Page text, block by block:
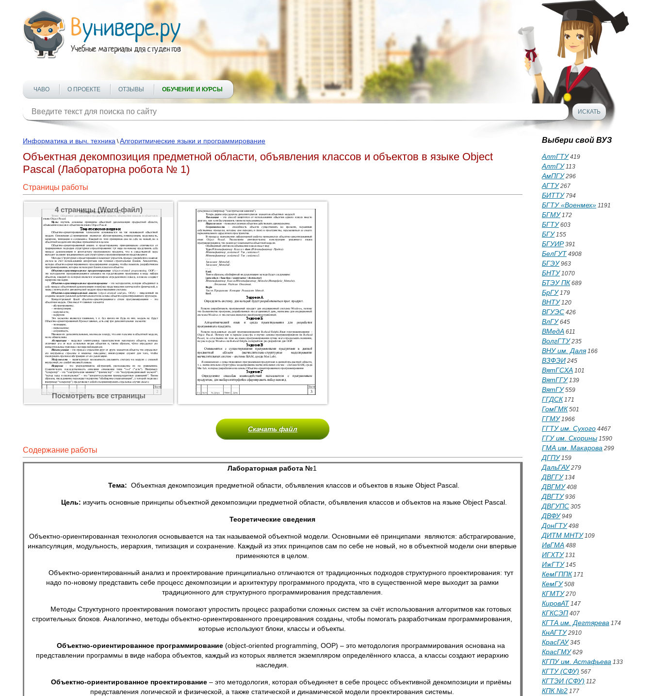
ЧАВО О ПРОЕКТЕ ОТЗЫВЫ ОБУЧЕНИЕ И КУРСЫ
Информатика и выч. техника \Алгоритмические языки и программирование
Объектная декомпозиция предметной области, объявления классов и объектов в языке Object
Pascal (Лабораторна робота № 1)
Страницы работы
4 страницы (Word-файл)
Посмотреть все страницы
Скачать файл
Содержание работы
Лабораторная работа №1
Тема: Объектная декомпозиция предметной области, объявления классов и объектов в языке Object Pascal.
Цель: изучить основные принципы объектной декомпозиции предметной области, объявления классов и объектов на языке Object Pascal.
Теоретические сведения
Объектно-ориентированная технология основывается на так называемой объектной модели. Основными её принципами являются: абстрагирование,
инкапсуляция, модульность, иерархия, типизация и сохранение. Каждый из этих принципов сам по себе не новый, но в объектной модели они впервые
применяются в целом.
Объектно-ориентированный анализ и проектирование принципиально отличаются от традиционных подходов структурного проектирования: тут
надо по-новому представить себе процесс декомпозиции и архитектуру программного продукта, что в существенной мере выходит за рамки
традиционного для структурного программирования представления.
Методы Структурного проектирования помогают упростить процесс разработки сложных систем за счёт использования алгоритмов как готовых
строительных блоков. Аналогично, методы объектно-ориентированного проецирования созданы, чтобы помогать разработчикам программирования,
которые используют блоки, классы и объекты.
Объектно-ориентированное программирование (object-oriented programming, OOP) – это методология программирования основана на
представлении программы в виде набора объектов, каждый из которых является экземпляром определённого класса, а классы создают иерархию
наследия.
Объектно-ориентированное проектирование– это методология, которая объединяет в себе процесс объективной декомпозиции и приёмы
представления логической и физической, а также статической и динамической модели проектирования системы.
Выбери свой ВУЗ
АлтГТУ419
АлтГУ113
АмПГУ296
АГТУ267
БИТТУ794
БГТУ «Военмех» 1191
БГМУ172
БГТУ603
БГУ155
БГУИР391
БелГУТ 4908
БГЭУ963
БНТУ1070
БТЭУ ПК 689
БрГУ179
ВНТУ120
ВГУЭС 426
ВлГУ645
ВМедА 611
ВолгГТУ235
ВНУ им. Даля166
ВЗФЭИ 245
ВятГСХА 101
ВятГГУ139
ВятГУ559
ГГДСК 171
ГомГМК 501
ГГМУ1966
ГГТУ им. Сухого 4467
ГГУ им. Скорины 1590
ГМА им. Макарова 299
ДГПУ159
ДальГАУ279
ДВГГУ134
ДВГМУ408
ДВГТУ936
ДВГУПС 305
ДВФУ949
ДонГТУ498
ДИТМ МНТУ109
ИвГМА 488
ИГХТУ131
ИжГТУ145
КемГППК 171
КемГУ508
КГМТУ270
КировАТ 147
КГКСЭП 407
КГТА им. Дегтярева 174
КнАГТУ2910
КрасГАУ345
КрасГМУ629
КГПУ им. Астафьева 133
КГТУ (СФУ) 567
КГТЭИ (СФУ) 112
КПК №2 177